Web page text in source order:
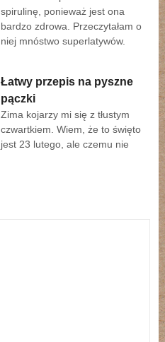
spirulinę, ponieważ jest ona
bardzo zdrowa. Przeczytałam o
niej mnóstwo superlatywów.
Łatwy przepis na pyszne
pączki
Zima kojarzy mi się z tłustym
czwartkiem. Wiem, że to święto
jest 23 lutego, ale czemu nie